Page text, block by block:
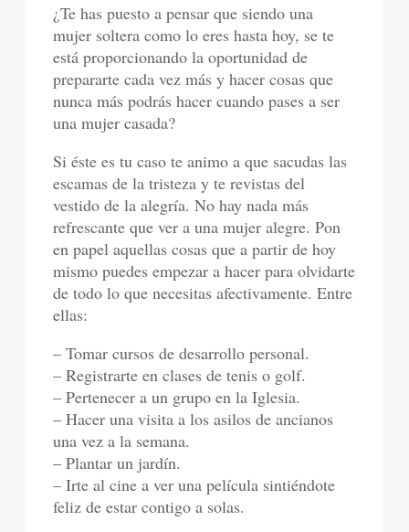
¿Te has puesto a pensar que siendo una
mujer soltera como lo eres hasta hoy, se te
está proporcionando la oportunidad de
prepararte cada vez más y hacer cosas que
nunca más podrás hacer cuando pases a ser
una mujer casada?
Si éste es tu caso te animo a que sacudas las
escamas de la tristeza y te revistas del
vestido de la alegría. No hay nada más
refrescante que ver a una mujer alegre. Pon
en papel aquellas cosas que a partir de hoy
mismo puedes empezar a hacer para olvidarte
de todo lo que necesitas afectivamente. Entre
ellas:
– Tomar cursos de desarrollo personal.
– Registrarte en clases de tenis o golf.
– Pertenecer a un grupo en la Iglesia.
– Hacer una visita a los asilos de ancianos
una vez a la semana.
– Plantar un jardín.
– Irte al cine a ver una película sintiéndote
feliz de estar contigo a solas.